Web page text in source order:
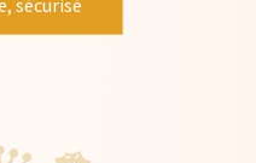
sécurisé